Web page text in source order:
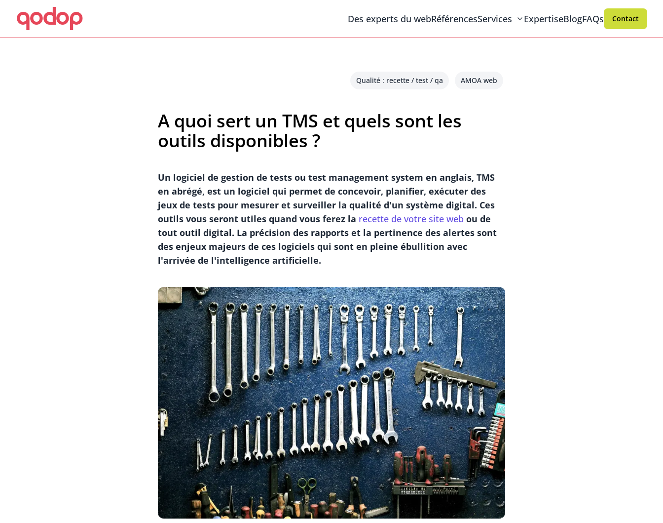
Aller au contenu principal
Aller au menu
qodop Des experts du webRéférencesServices ExpertiseBlogFAQs Contact
Qualité : recette / test / qa AMOA web
A quoi sert un TMS et quels sont les
outils disponibles ?
Un logiciel de gestion de tests ou test management system en anglais, TMS
en abrégé, est un logiciel qui permet de concevoir, planifier, exécuter des
jeux de tests pour mesurer et surveiller la qualité d'un système digital. Ces
outils vous seront utiles quand vous ferez la recette de votre site web ou de
tout outil digital. La précision des rapports et la pertinence des alertes sont
des enjeux majeurs de ces logiciels qui sont en pleine ébullition avec
l'arrivée de l'intelligence artificielle.